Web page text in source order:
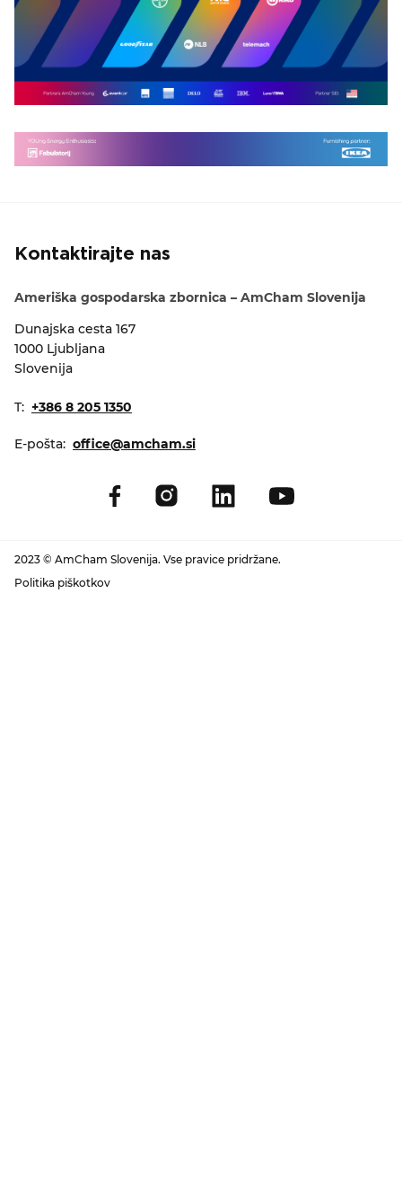
Kontaktirajte nas
Ameriška gospodarska zbornica – AmCham Slovenija
Dunajska cesta 167
1000 Ljubljana
Slovenija
T: +386 8 205 1350
E-pošta: office@amcham.si
2023 © AmCham Slovenija. Vse pravice pridržane.
Politika piškotkov